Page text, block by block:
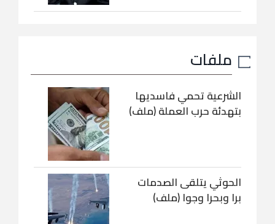
ملفات
الشرعية تحمي فاسديها
بتهدئة حرب العملة (ملف)
الحوثي يتلقى الصدمات
برا وبحرا وجوا (ملف)